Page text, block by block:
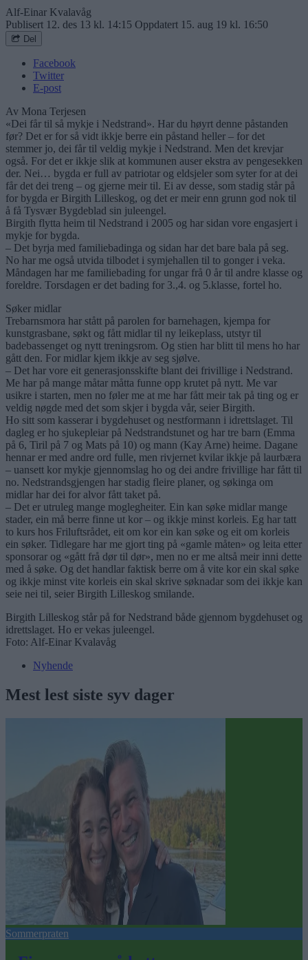
Alf-Einar Kvalavåg
Publisert 12. des 13 kl. 14:15 Oppdatert 15. aug 19 kl. 16:50
Del
Facebook
Twitter
E-post
Av Mona Terjesen
«Dei får til så mykje i Nedstrand». Har du høyrt denne påstanden
før? Det er for så vidt ikkje berre ein påstand heller – for det
stemmer jo, dei får til veldig mykje i Nedstrand. Men det krevjar
også. For det er ikkje slik at kommunen auser ekstra av pengesekken
der. Nei… bygda er full av patriotar og eldsjeler som syter for at dei
får det dei treng – og gjerne meir til. Ei av desse, som stadig står på
for bygda er Birgith Lilleskog, og det er meir enn grunn god nok til
å få Tysvær Bygdeblad sin juleengel.
Birgith flytta heim til Nedstrand i 2005 og har sidan vore engasjert i
mykje for bygda.
– Det byrja med familiebadinga og sidan har det bare bala på seg.
No har me også utvida tilbodet i symjehallen til to gonger i veka.
Måndagen har me familiebading for ungar frå 0 år til andre klasse og
foreldre. Torsdagen er det bading for 3.,4. og 5.klasse, fortel ho.
Søker midlar
Trebarnsmora har stått på parolen for barnehagen, kjempa for
kunstgrasbane, søkt og fått midlar til ny leikeplass, utstyr til
badebassenget og nytt treningsrom. Og stien har blitt til mens ho har
gått den. For midlar kjem ikkje av seg sjølve.
– Det har vore eit generasjonsskifte blant dei frivillige i Nedstrand.
Me har på mange måtar måtta funne opp krutet på nytt. Me var
usikre i starten, men no føler me at me har fått meir tak på ting og er
veldig nøgde med det som skjer i bygda vår, seier Birgith.
Ho sitt som kasserar i bygdehuset og nestformann i idrettslaget. Til
dagleg er ho sjukepleiar på Nedstrandstunet og har tre barn (Emma
på 6, Tiril på 7 og Mats på 10) og mann (Kay Arne) heime. Dagane
hennar er med andre ord fulle, men rivjernet kvilar ikkje på laurbæra
– uansett kor mykje gjennomslag ho og dei andre frivillige har fått til
no. Nedstrandsgjengen har stadig fleire planer, og søkinga om
midlar har dei for alvor fått taket på.
– Det er utruleg mange moglegheiter. Ein kan søke midlar mange
stader, ein må berre finne ut kor – og ikkje minst korleis. Eg har tatt
to kurs hos Friluftsrådet, eit om kor ein kan søke og eit om korleis
ein søker. Tidlegare har me gjort ting på «gamle måten» og leita etter
sponsorar og «gått frå dør til dør», men no er me altså meir inni dette
med å søke. Og det handlar faktisk berre om å vite kor ein skal søke
og ikkje minst vite korleis ein skal skrive søknadar som dei ikkje kan
seie nei til, seier Birgith Lilleskog smilande.
Birgith Lilleskog står på for Nedstrand både gjennom bygdehuset og
idrettslaget. Ho er vekas juleengel.
Foto: Alf-Einar Kvalavåg
Nyhende
Mest lest siste syv dager
Sommerpraten